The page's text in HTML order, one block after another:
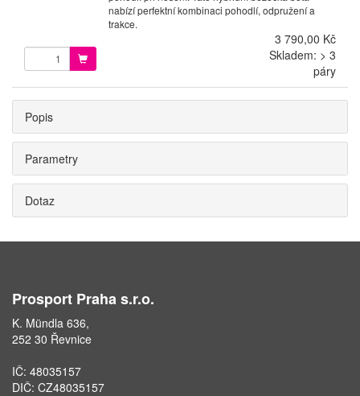
nabízí perfektní kombinaci pohodlí, odpružení a
trakce.
3 790,00 Kč
Skladem: > 3
páry
Popis
Parametry
Dotaz
Prosport Praha s.r.o.
K. Mündla 636,
252 30 Řevnice
IČ: 48035157
DIČ: CZ48035157